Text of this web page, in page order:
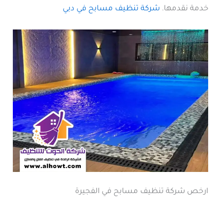
خدمة نقدمها. شركة تنظيف مسابح في دبي
ارخص شركة تنظيف مسابح في الفجيرة